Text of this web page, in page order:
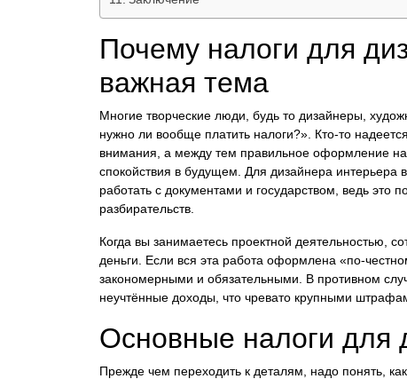
Почему налоги для
важная тема
Многие творческие люди, будь то дизайнеры,
нужно ли вообще платить налоги?». Кто-то
внимания, а между тем правильное оформление
спокойствия в будущем. Для дизайнера интерьера
работать с документами и государством, ведь
разбирательств.
Когда вы занимаетесь проектной деятельностью,
деньги. Если вся эта работа оформлена «по-
закономерными и обязательными. В противном
неучтённые доходы, что чревато крупными
Основные налоги для
Прежде чем переходить к деталям, надо понять,